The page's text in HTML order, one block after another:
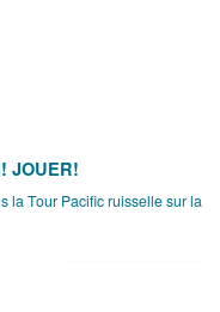
JOUER!
la Tour Pacific ruisselle sur la